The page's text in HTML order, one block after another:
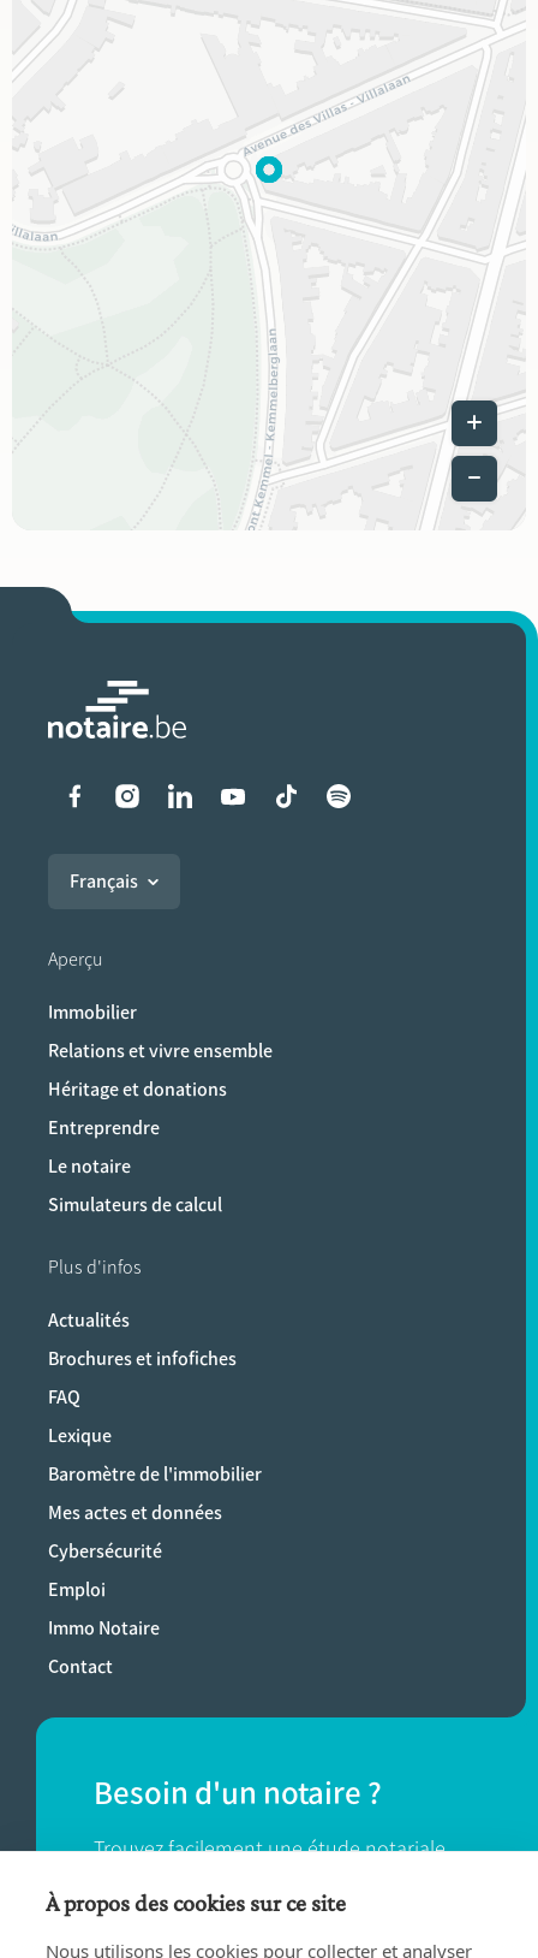
Leaflet|©
Liens vers les réseaux
Français
Aperçu
Immobilier
Relations et vivre ensemble
Héritage et donations
Entreprendre
Le notaire
Simulateurs de calcul
Plus d'infos
Actualités
Brochures et infofiches
FAQ
Lexique
Baromètre de l'immobilier
Mes actes et données
Cybersécurité
Emploi
Immo Notaire
Contact
Besoin d'un notaire ?
Trouvez facilement une étude notariale
près de chez vous.
À propos des cookies sur ce site
Nous utilisons les cookies pour collecter et analyser